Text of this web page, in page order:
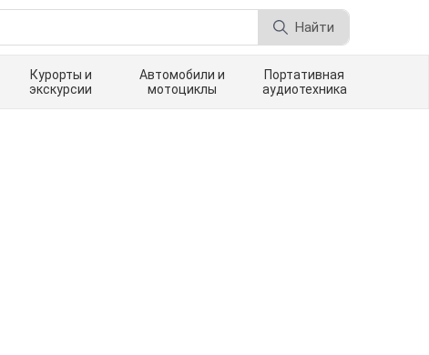
Найти
Курорты и
экскурсии
Автомобили и
мотоциклы
Портативная
аудиотехника